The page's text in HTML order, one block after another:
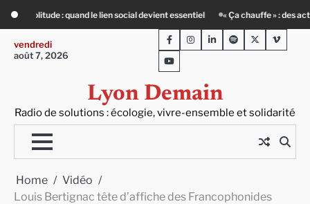
content
« Ça chauffe » : des acteurs du batiment face au défi climatique 80 Jours
vendredi
août 7, 2026
Lyon Demain
Radio de solutions : écologie, vivre-ensemble et solidarité
FacebookInstagram
LinkedInSpotifyTwitterViméo
Youtube
Home
Vidéo
Louis Bertignac tête d’affiche des Francophonides